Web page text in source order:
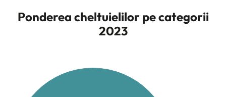
Ponderea cheltuielilor pe categorii
2023